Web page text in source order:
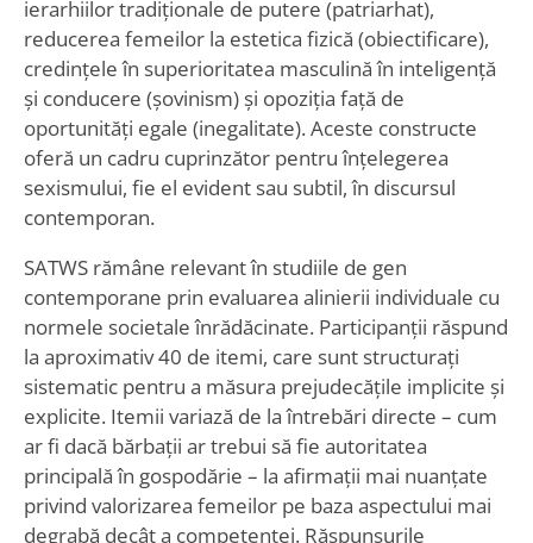
ierarhiilor tradiționale de putere (patriarhat),
reducerea femeilor la estetica fizică (obiectificare),
credințele în superioritatea masculină în inteligență
și conducere (șovinism) și opoziția față de
oportunități egale (inegalitate). Aceste constructe
oferă un cadru cuprinzător pentru înțelegerea
sexismului, fie el evident sau subtil, în discursul
contemporan.
SATWS rămâne relevant în studiile de gen
contemporane prin evaluarea alinierii individuale cu
normele societale înrădăcinate. Participanții răspund
la aproximativ 40 de itemi, care sunt structurați
sistematic pentru a măsura prejudecățile implicite și
explicite. Itemii variază de la întrebări directe – cum
ar fi dacă bărbații ar trebui să fie autoritatea
principală în gospodărie – la afirmații mai nuanțate
privind valorizarea femeilor pe baza aspectului mai
degrabă decât a competenței. Răspunsurile